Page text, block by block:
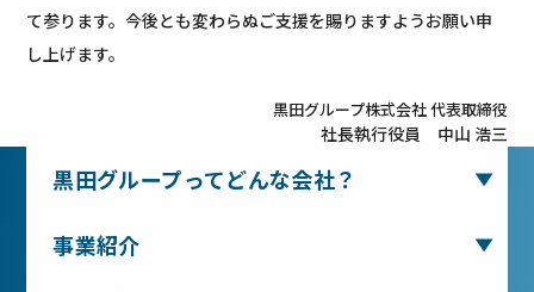
て参ります。今後とも変わらぬご支援を賜りますようお願い申
し上げます。
黒田グループ株式会社 代表取締役
社長執行役員 中山 浩三
黒田グループってどんな会社？
事業紹介